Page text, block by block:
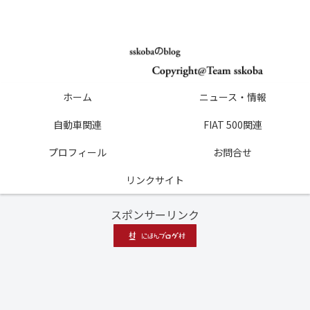
ホーム
ニュース・情報
自動車関連
FIAT 500関連
プロフィール
お問合せ
リンクサイト
スポンサーリンク